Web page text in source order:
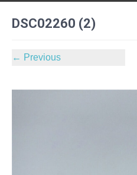
DSC02260 (2)
← Previous